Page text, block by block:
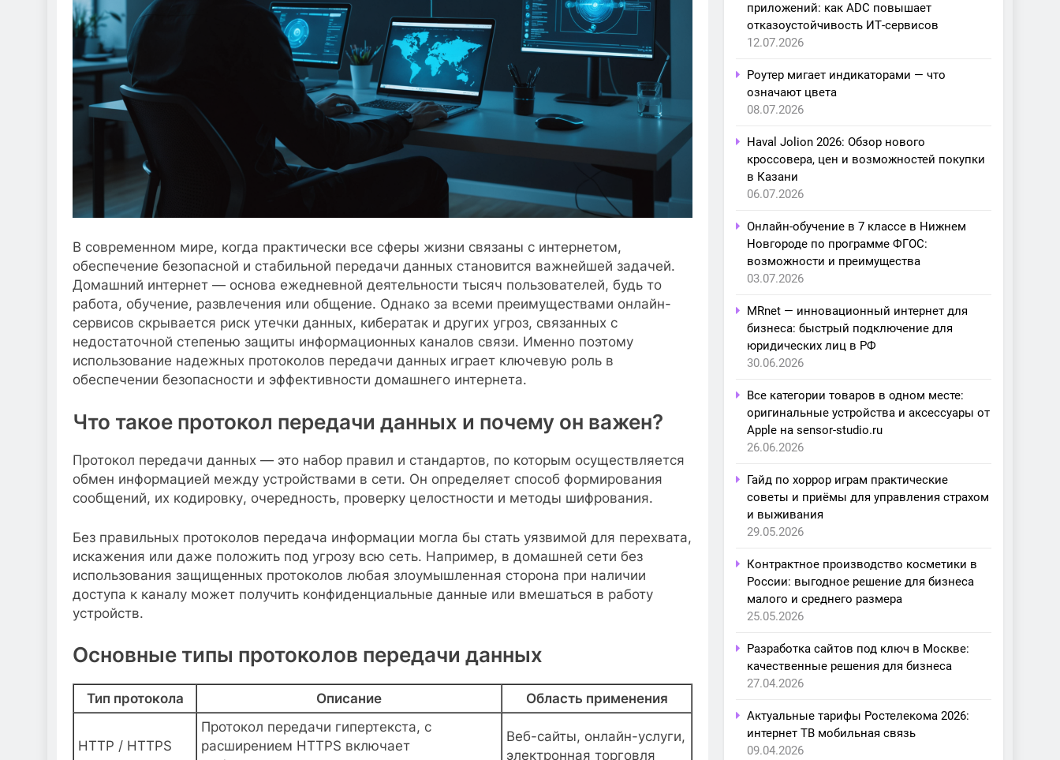
В современном мире, когда практически все сферы жизни связаны с интернетом,
обеспечение безопасной и стабильной передачи данных становится важнейшей задачей.
Домашний интернет — основа ежедневной деятельности тысяч пользователей, будь то
работа, обучение, развлечения или общение. Однако за всеми преимуществами онлайн-
сервисов скрывается риск утечки данных, кибератак и других угроз, связанных с
недостаточной степенью защиты информационных каналов связи. Именно поэтому
использование надежных протоколов передачи данных играет ключевую роль в
обеспечении безопасности и эффективности домашнего интернета.
Что такое протокол передачи данных и почему он важен?
Протокол передачи данных — это набор правил и стандартов, по которым осуществляется
обмен информацией между устройствами в сети. Он определяет способ формирования
сообщений, их кодировку, очередность, проверку целостности и методы шифрования.
Без правильных протоколов передача информации могла бы стать уязвимой для перехвата,
искажения или даже положить под угрозу всю сеть. Например, в домашней сети без
использования защищенных протоколов любая злоумышленная сторона при наличии
доступа к каналу может получить конфиденциальные данные или вмешаться в работу
устройств.
Основные типы протоколов передачи данных
Тип протокола Описание Область применения
HTTP / HTTPS
Протокол передачи гипертекста, с
расширением HTTPS включает
Веб-сайты, онлайн-услуги,
электронная торговля
приложений: как ADC повышает
отказоустойчивость ИТ-сервисов
12.07.2026
Роутер мигает индикаторами — что
означают цвета
08.07.2026
Haval Jolion 2026: Обзор нового
кроссовера, цен и возможностей покупки
в Казани
06.07.2026
Онлайн-обучение в 7 классе в Нижнем
Новгороде по программе ФГОС:
возможности и преимущества
03.07.2026
MRnet — инновационный интернет для
бизнеса: быстрый подключение для
юридических лиц в РФ
30.06.2026
Все категории товаров в одном месте:
оригинальные устройства и аксессуары от
Apple на sensor-studio.ru
26.06.2026
Гайд по хоррор играм практические
советы и приёмы для управления страхом
и выживания
29.05.2026
Контрактное производство косметики в
России: выгодное решение для бизнеса
малого и среднего размера
25.05.2026
Разработка сайтов под ключ в Москве:
качественные решения для бизнеса
27.04.2026
Актуальные тарифы Ростелекома 2026:
интернет ТВ мобильная связь
09.04.2026